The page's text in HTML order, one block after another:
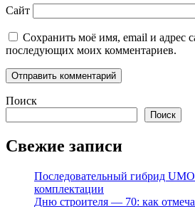
Сайт
Сохранить моё имя, email и адрес
последующих моих комментариев.
Поиск
Поиск
Свежие записи
Последовательный гибрид
комплектации
Дню строителя — 70: как